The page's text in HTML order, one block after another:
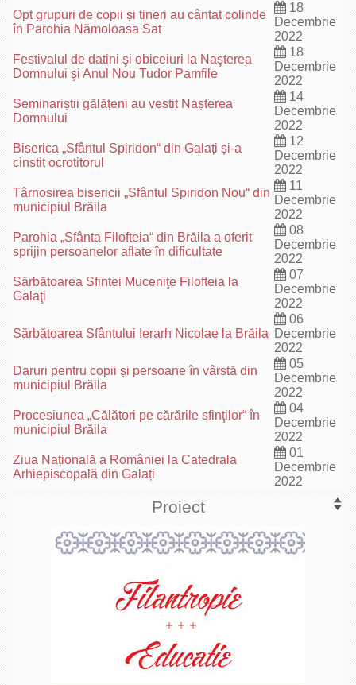
Opt grupuri de copii și tineri au cântat colinde
în Parohia Nămoloasa Sat
18
Decembrie
2022
Festivalul de datini şi obiceiuri la Naşterea
Domnului şi Anul Nou Tudor Pamfile
18
Decembrie
2022
Seminariștii gălățeni au vestit Nașterea
Domnului
14
Decembrie
2022
Biserica „Sfântul Spiridon“ din Galați și-a
cinstit ocrotitorul
12
Decembrie
2022
Târnosirea bisericii „Sfântul Spiridon Nou“ din
municipiul Brăila
11
Decembrie
2022
Parohia „Sfânta Filofteia“ din Brăila a oferit
sprijin persoanelor aflate în dificultate
08
Decembrie
2022
Sărbătoarea Sfintei Muceniţe Filofteia la
Galaţi
07
Decembrie
2022
Sărbătoarea Sfântului Ierarh Nicolae la Brăila
06
Decembrie
2022
Daruri pentru copii și persoane în vârstă din
municipiul Brăila
05
Decembrie
2022
Procesiunea „Călători pe cărările sfinţilor“ în
municipiul Brăila
04
Decembrie
2022
Ziua Națională a României la Catedrala
Arhiepiscopală din Galați
01
Decembrie
2022
Proiect